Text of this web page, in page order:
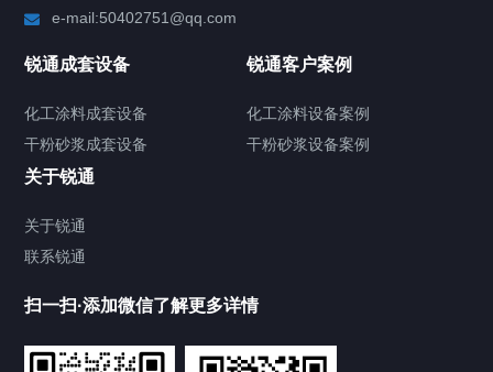
砂/研磨机
输送机
储罐
化工涂料设备
e-mail:50402751@qq.com
锐通成套设备
化工涂料成套设备
干粉砂浆成套设备
锐通客户案例
化工涂料设备案例
干粉砂浆设备案例
关于锐通
关于锐通
联系锐通
扫一扫·添加微信了解更多详情